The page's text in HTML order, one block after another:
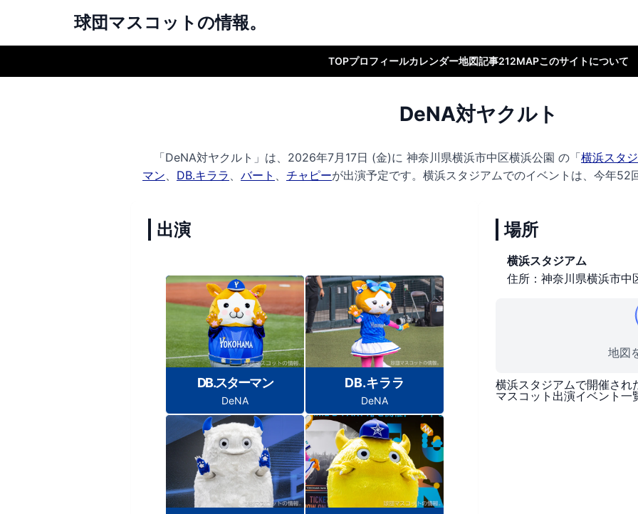
球団マスコットの情報。
TOPプロフィールカレンダー地図記事212MAPこのサイトについて
DeNA対ヤクルト
「DeNA対ヤクルト」は、2026年7月17日 (金)に 神奈川県横浜市中区横浜公園 の 「横浜スタ
マン、 DB.キララ 、 バート 、 チャピーが出演予定です。 横浜スタジアムでのイベントは、今年52
出演
DB.スターマン
DeNA
DB.キララ
DeNA
場所
横浜スタジアム
住所：神奈川県横浜市中
地図
横浜スタジアムで開催され
マスコット出演イベント一